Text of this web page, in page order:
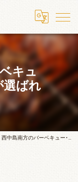
キュ
ばれ
西中島南方のバーベキュー･十三まるたけが選ばれる理由